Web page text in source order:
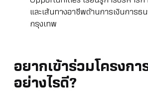
และเส้นทางอาชีพด้านการเงินการธ
กรุงเทพ
อยากเข้าร่วมโครงกา
อย่างไรดี?